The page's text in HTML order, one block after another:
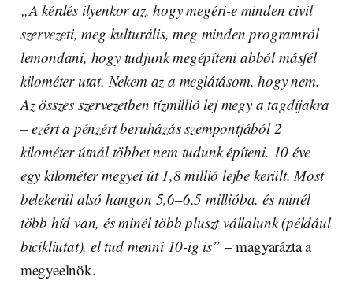
„A kérdés ilyenkor az, hogy megéri-e minden civil
szervezeti, meg kulturális, meg minden programról
lemondani, hogy tudjunk megépíteni abból másfél
kilométer utat. Nekem az a meglátásom, hogy nem.
Az összes szervezetben tízmillió lej megy a tagdíjakra
– ezért a pénzért beruházás szempontjából 2
kilométer útnál többet nem tudunk építeni. 10 éve
egy kilométer megyei út 1,8 millió lejbe került. Most
belekerül alsó hangon 5,6–6,5 millióba, és minél
több híd van, és minél több pluszt vállalunk (például
bicikliutat), el tud menni 10-ig is” – magyarázta a
megyeelnök.